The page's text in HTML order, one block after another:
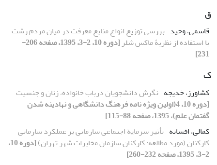
ق
قاسمی، وحید بررسی توزیع انواع منابع معرفت در میان مردم رشت
با استفاده از نظریۀ ماکس شلر
[دوره 10، 2-3، 1395، صفحه 206-
231]
ک
کشاورز، خدیجه نگرش دانشجویان درباب خانواده، زنان و جنسیت
[دوره 10، 4(اولین ویژه نامه فرهنگ دانشگاهی و نهادینه شدن
گفتمان علم)، 1395، صفحه 88-115]
کمالی، افسانه تأثیر سرمایة اجتماعی سازمانی بر عملکرد سازمانی
کارکنان (مورد مطالعه: کارکنان سازمان مخابرات شهر تهران)
[دوره 10،
2-3، 1395، صفحه 232-260]